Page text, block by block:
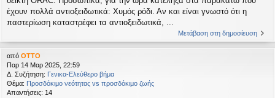
έχουν πολλά αντιοξειδωτικά: Χυμός ρόδι. Αν και είναι γνωστό ότι η
παστερίωση καταστρέφει τα αντιοξειδωτικά, ...
Μετάβαση στη δημοσίευση
από OTTO
Παρ 14 Μαρ 2025, 22:59
Δ. Συζήτηση: Γενικα-Ελεύθερο βήμα
Θέμα: Προσδόκιμο νεότητας vs προσδόκιμο ζωής
Απαντήσεις: 14